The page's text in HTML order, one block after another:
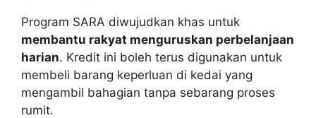
Program SARA diwujudkan khas untuk
membantu rakyat menguruskan perbelanjaan
harian. Kredit ini boleh terus digunakan untuk
membeli barang keperluan di kedai yang
mengambil bahagian tanpa sebarang proses
rumit.